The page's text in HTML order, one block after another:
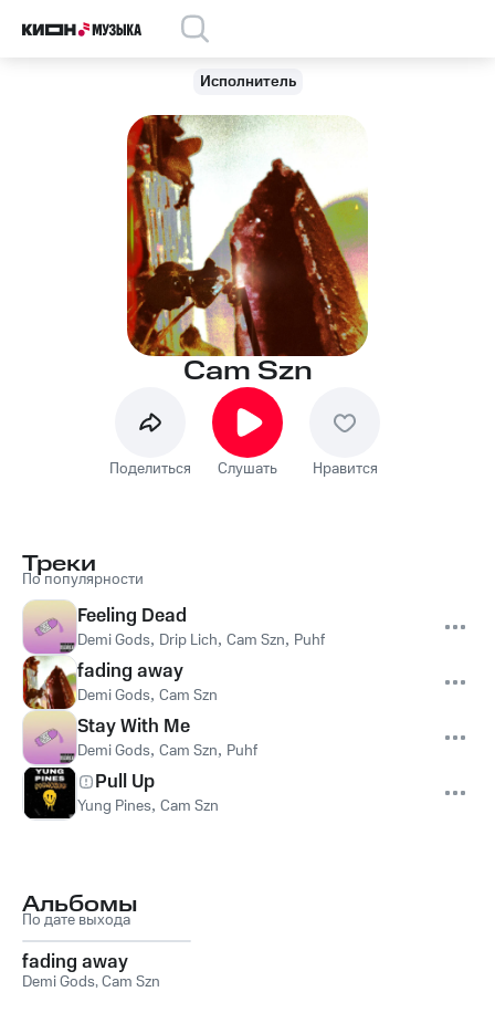
Исполнитель
Cam Szn
Поделиться Слушать Нравится
Треки
По популярности
Feeling Dead
Demi Gods, Drip Lich, Cam Szn, Puhf
fading away
Demi Gods, Cam Szn
Stay With Me
Demi Gods, Cam Szn, Puhf
Pull Up
Yung Pines, Cam Szn
Альбомы
По дате выхода
fading away
Demi Gods,Cam Szn